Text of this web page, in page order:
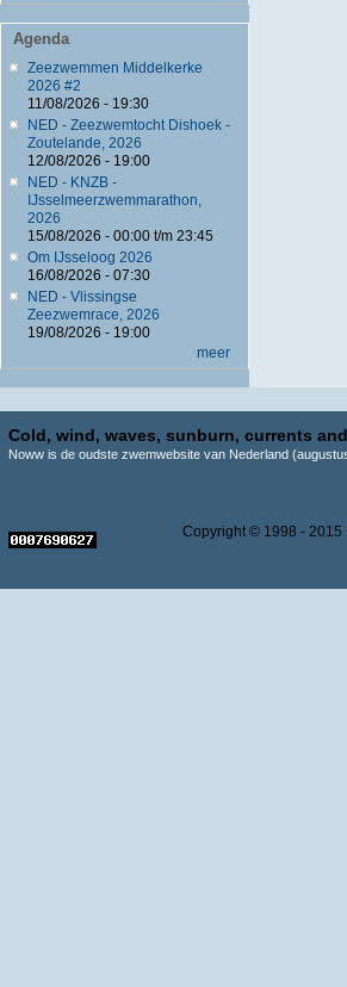
Agenda
Zeezwemmen Middelkerke
2026 #2
11/08/2026 - 19:30
NED - Zeezwemtocht Dishoek -
Zoutelande, 2026
12/08/2026 - 19:00
NED - KNZB -
IJsselmeerzwemmarathon,
2026
15/08/2026 - 00:00t/m 23:45
Om IJsseloog 2026
16/08/2026 - 07:30
NED - Vlissingse
Zeezwemrace, 2026
19/08/2026 - 19:00
meer
Cold, wind, waves, sunburn, currents
Noww is de oudste zwemwebsite van Nederland
Copyright © 1998 -